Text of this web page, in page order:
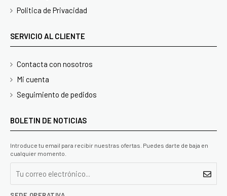
Politica de Privacidad
SERVICIO AL CLIENTE
Contacta con nosotros
Mi cuenta
Seguimiento de pedidos
BOLETIN DE NOTICIAS
Introduce tu email para recibir nuestras ofertas. Puedes darte de baja en
cualquier momento.